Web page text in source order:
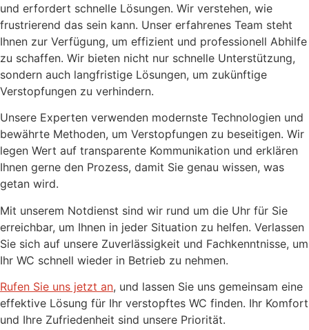
und erfordert schnelle Lösungen. Wir verstehen, wie
frustrierend das sein kann. Unser erfahrenes Team steht
Ihnen zur Verfügung, um effizient und professionell Abhilfe
zu schaffen. Wir bieten nicht nur schnelle Unterstützung,
sondern auch langfristige Lösungen, um zukünftige
Verstopfungen zu verhindern.
Unsere Experten verwenden modernste Technologien und
bewährte Methoden, um Verstopfungen zu beseitigen. Wir
legen Wert auf transparente Kommunikation und erklären
Ihnen gerne den Prozess, damit Sie genau wissen, was
getan wird.
Mit unserem Notdienst sind wir rund um die Uhr für Sie
erreichbar, um Ihnen in jeder Situation zu helfen. Verlassen
Sie sich auf unsere Zuverlässigkeit und Fachkenntnisse, um
Ihr WC schnell wieder in Betrieb zu nehmen.
Rufen Sie uns jetzt an, und lassen Sie uns gemeinsam eine
effektive Lösung für Ihr verstopftes WC finden. Ihr Komfort
und Ihre Zufriedenheit sind unsere Priorität.